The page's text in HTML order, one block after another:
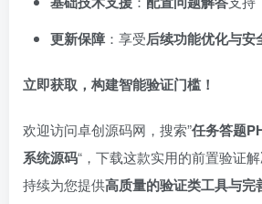
更新保障 ：享受后续功能优化与安
立即获取，构建智能验证门槛！
欢迎访问卓创源码网，搜索”任务答题
系统源码“，下载这款实用的前置验证
持续为您提供高质量的验证类工具与完